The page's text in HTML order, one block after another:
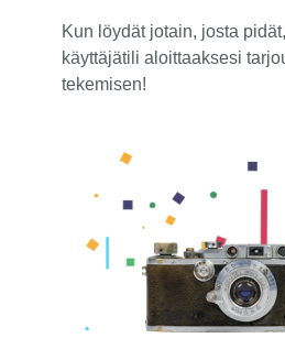
Kun löydät jotain, josta
käyttäjätili aloittaaksesi
tekemisen!